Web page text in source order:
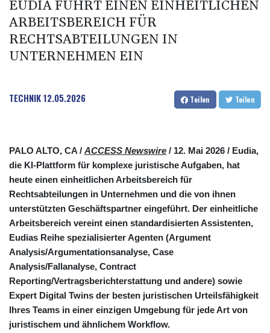
EUDIA FÜHRT EINEN EINHEITLICHEN
ARBEITSBEREICH FÜR
RECHTSABTEILUNGEN IN
UNTERNEHMEN EIN
TECHNIK12.05.2026 Teilen Teilen
PALO ALTO, CA / ACCESS Newswire / 12. Mai 2026 / Eudia,
die KI-Plattform für komplexe juristische Aufgaben, hat
heute einen einheitlichen Arbeitsbereich für
Rechtsabteilungen in Unternehmen und die von ihnen
unterstützten Geschäftspartner eingeführt. Der einheitliche
Arbeitsbereich vereint einen standardisierten Assistenten,
Eudias Reihe spezialisierter Agenten (Argument
Analysis/Argumentationsanalyse, Case
Analysis/Fallanalyse, Contract
Reporting/Vertragsberichterstattung und andere) sowie
Expert Digital Twins der besten juristischen Urteilsfähigkeit
Ihres Teams in einer einzigen Umgebung für jede Art von
juristischem und ähnlichem Workflow.